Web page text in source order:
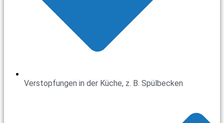
Verstopfungen in der Küche, z. B. Spülbecken